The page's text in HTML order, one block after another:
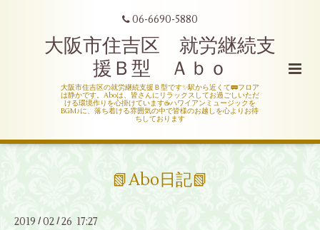
06-6690-5880
大阪市住吉区 就労継続支
援Ｂ型 Ａｂｏ
大阪市住吉区の就労継続支援Ｂ型です✨駅から近くて🚃フロア
は静かです。Aboは、皆さんにリラックスしてお過ごしいただ
ける環境作りを心掛けています☕ハワイアンミュージックを
BGM♪に、落ち着ける雰囲気の中で皆様のお越しを心よりお待
ちしております
📗Abo日記📗
2019 / 02 /26 17:27